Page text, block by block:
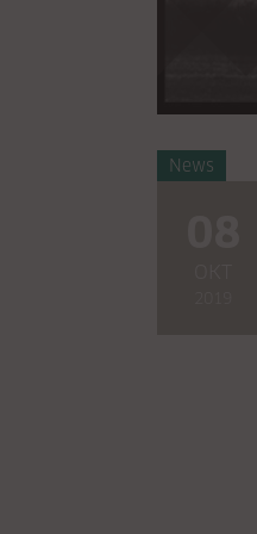
News